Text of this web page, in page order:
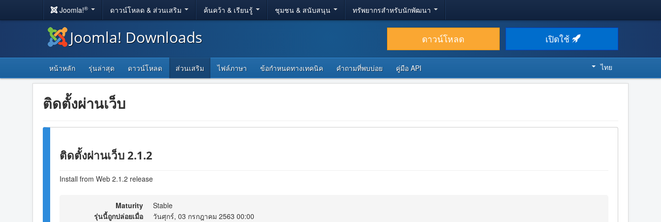
Joomla!® ดาวน์โหลด & ส่วนเสริม ค้นคว้า & เรียนรู้ ชุมชน & สนับสนุน ทรัพยากรสำหรับนักพัฒนา
Joomla! Downloads ดาวน์โหลด เปิดใช้
หน้าหลัก รุ่นล่าสุด ดาวน์โหลด ส่วนเสริม ไฟล์ภาษา ข้อกำหนดทางเทคนิค คำถามที่พบบ่อย คู่มือ API ไทย
ติดตั้งผ่านเว็บ
ติดตั้งผ่านเว็บ 2.1.2
Install from Web 2.1.2 release
Maturity
Stable
รุ่นนี้ถูกปล่อยเมื่อ
วันศุกร์, 03 กรกฎาคม 2563 00:00